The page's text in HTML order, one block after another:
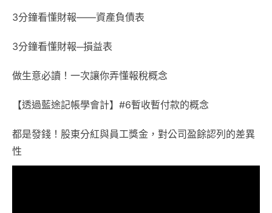
3分鐘看懂財報——資產負債表
3分鐘看懂財報─損益表
做生意必讀！一次讓你弄懂報稅概念
【透過藍途記帳學會計】#6暫收暫付款的概念
都是發錢！股東分紅與員工獎金，對公司盈餘認列的差異
性